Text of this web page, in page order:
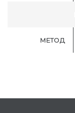
МЕТОД